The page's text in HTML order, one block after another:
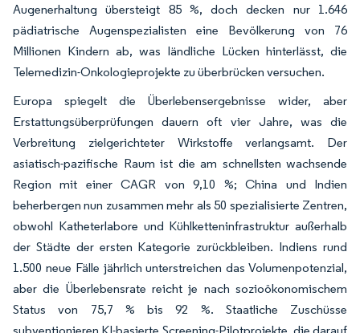
Augenerhaltung übersteigt 85 %, doch decken nur 1.646
pädiatrische Augenspezialisten eine Bevölkerung von 76
Millionen Kindern ab, was ländliche Lücken hinterlässt, die
Telemedizin-Onkologieprojekte zu überbrücken versuchen.
Europa spiegelt die Überlebensergebnisse wider, aber
Erstattungsüberprüfungen dauern oft vier Jahre, was die
Verbreitung zielgerichteter Wirkstoffe verlangsamt. Der
asiatisch-pazifische Raum ist die am schnellsten wachsende
Region mit einer CAGR von 9,10 %; China und Indien
beherbergen nun zusammen mehr als 50 spezialisierte Zentren,
obwohl Katheterlabore und Kühlketteninfrastruktur außerhalb
der Städte der ersten Kategorie zurückbleiben. Indiens rund
1.500 neue Fälle jährlich unterstreichen das Volumenpotenzial,
aber die Überlebensrate reicht je nach sozioökonomischem
Status von 75,7 % bis 92 %. Staatliche Zuschüsse